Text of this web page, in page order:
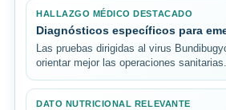
HALLAZGO MÉDICO DESTACADO
Diagnósticos específicos para
Las pruebas dirigidas al virus
orientar mejor las operaciones sanitarias.
DATO NUTRICIONAL RELEVANTE